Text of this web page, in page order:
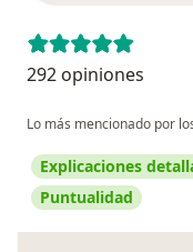
292 opiniones
Lo más mencionado por
Explicaciones
Puntualidad